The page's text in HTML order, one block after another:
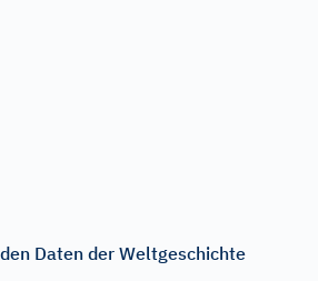
Daten der Weltgeschichte